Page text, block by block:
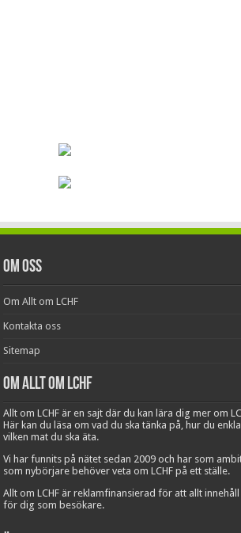
Om oss
Om Allt om LCHF
Kontakta oss
Sitemap
Om Allt om LCHF
Allt om LCHF är en sajt där du kan lära dig mer om
Här kan du läsa om vad du ska tänka på, hur du
vilken mat du ska äta.
Vi har funnits på nätet sedan 2009 och har som
som nybörjare behöver veta om LCHF på ett ställe.
Allt om LCHF är reklamfinansierad för att allt
för dig som besökare.